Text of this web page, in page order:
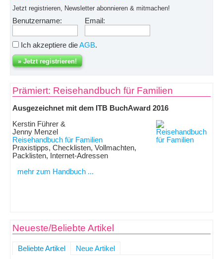
Jetzt registrieren, Newsletter abonnieren & mitmachen!
Benutzername: Email:
Ich akzeptiere dieAGB.
Prämiert: Reisehandbuch für Familien
Ausgezeichnet mit dem ITB BuchAward 2016
Kerstin Führer &
Jenny Menzel
Reisehandbuch für Familien
Praxistipps, Checklisten, Vollmachten,
Packlisten, Internet-Adressen
mehr zum Handbuch ...
Neueste/Beliebte Artikel
Beliebte Artikel Neue Artikel